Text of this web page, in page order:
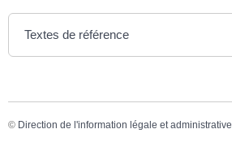
Textes de référence
© Direction de l'information légale et administrative